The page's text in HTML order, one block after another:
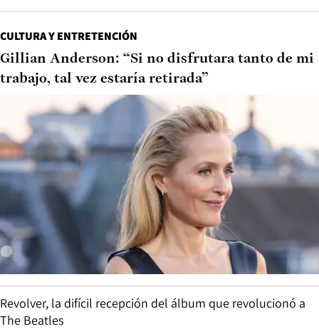
CULTURA Y ENTRETENCIÓN
Gillian Anderson: “Si no disfrutara tanto de mi
trabajo, tal vez estaría retirada”
Revolver, la difícil recepción del álbum que revolucionó a
The Beatles